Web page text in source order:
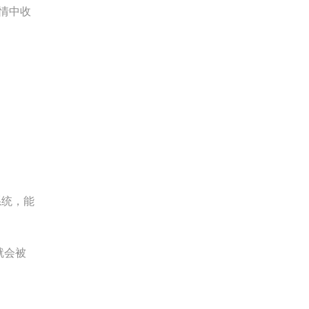
中收
，能
会被